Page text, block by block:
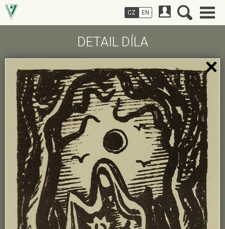
DETAIL DÍLA
CZ EN